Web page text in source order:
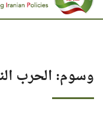
وسوم: الحرب